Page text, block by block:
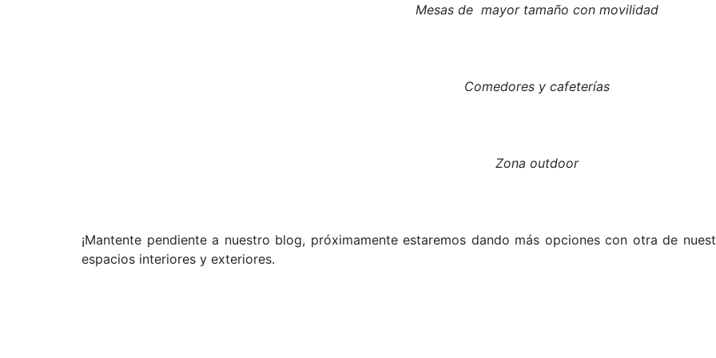
Mesas de mayor tamaño con movilidad
Comedores y cafeterías
Zona outdoor
¡Mantente pendiente a nuestro blog, próximamente estaremos dando más opciones con otra de
espacios interiores y exteriores.